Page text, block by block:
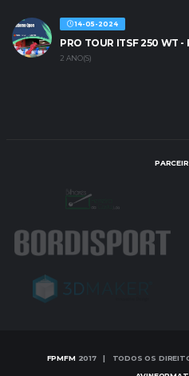
14-05-2024
PRO TOUR ITSF 250 WT -
2 ANO(S)
FPMFM2017 | TODOS OS